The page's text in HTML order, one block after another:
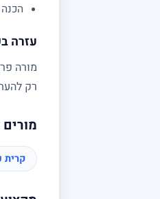
הכנה
עזרה
מורה
רק
קרית